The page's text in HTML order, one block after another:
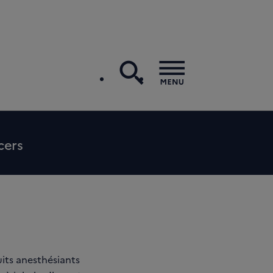
recherche
Menu
anesthésiants